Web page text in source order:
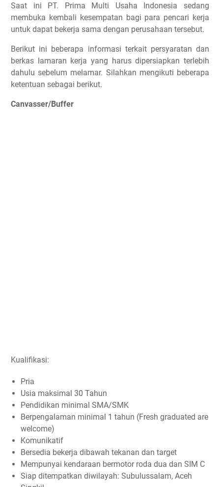
Saat ini PT. Prima Multi Usaha Indonesia sedang
membuka kembali kesempatan bagi para pencari kerja
untuk dapat bekerja sama dengan perusahaan tersebut.
Berikut ini beberapa informasi terkait persyaratan dan
berkas lamaran kerja yang harus dipersiapkan terlebih
dahulu sebelum melamar. Silahkan mengikuti beberapa
ketentuan sebagai berikut.
Canvasser/Buffer
Kualifikasi:
Pria
Usia maksimal 30 Tahun
Pendidikan minimal SMA/SMK
Berpengalaman minimal 1 tahun (Fresh graduated are
welcome)
Komunikatif
Bersedia bekerja dibawah tekanan dan target
Mempunyai kendaraan bermotor roda dua dan SIM C
Siap ditempatkan diwilayah: Subulussalam, Aceh